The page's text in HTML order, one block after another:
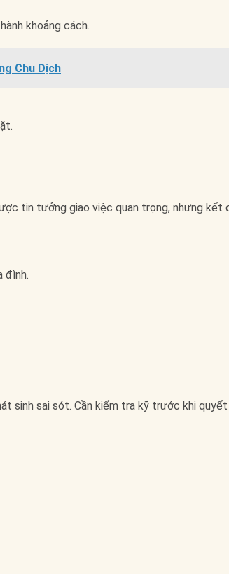
khoảng cách.
Chu Dịch
tin tưởng giao việc quan trọng, nhưng kết
đình.
sinh sai sót. Cần kiểm tra kỹ trước khi quyết